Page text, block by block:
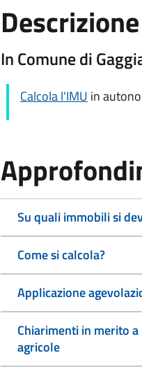
Descrizione
In Comune di
Calcola l'IMU in
Su quali immobili si
Come si calcola?
Applicazione
Chiarimenti in merito
agricole